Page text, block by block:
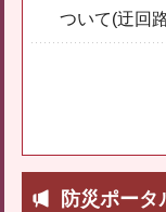
ついて(迂回
防災ポータ